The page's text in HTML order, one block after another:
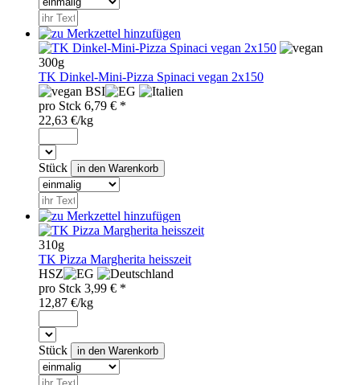
300g
TK Dinkel-Mini-Pizza Spinaci vegan 2x150
BSI
pro Stck 6,79 € *
22,63 €/kg
Stück
310g
TK Pizza Margherita heisszeit
HSZ
pro Stck 3,99 € *
12,87 €/kg
Stück